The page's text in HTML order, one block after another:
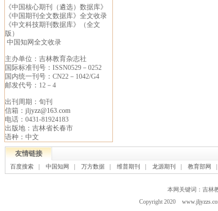
《中国核心期刊（遴选）数据库》
《中国期刊全文数据库》全文收录
《中文科技期刊数据库》（全文
版）
中国知网全文收录
主办单位：吉林教育杂志社
国际标准刊号：ISSN0529－0252
国内统一刊号：CN22－1042/G4
邮发代号：12－4
出刊周期：旬刊
信箱： jljyzz@163.com
电话：0431-81924183
出版地：吉林省长春市
语种：中文
友情链接
百度搜索 中国知网 万方数据 维普期刊 龙源期刊 教育部网
本网关键词：吉林
Copyright 2020